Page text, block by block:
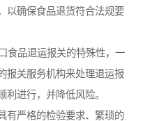
以确保食品退货符合法规要
食品退运报关的特殊性，一
报关服务机构来处理退运报
利进行，并降低风险。
有严格的检验要求、繁琐的